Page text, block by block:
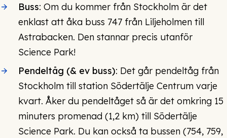
Buss: Om du kommer från Stockholm är det
enklast att åka buss 747 från Liljeholmen till
Astrabacken. Den stannar precis utanför
Science Park!
Pendeltåg (& ev buss): Det går pendeltåg från
Stockholm till station Södertälje Centrum varje
kvart. Åker du pendeltåget så är det omkring 15
minuters promenad (1,2 km) till Södertälje
Science Park. Du kan också ta bussen (754, 759,